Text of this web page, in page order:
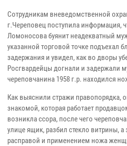
Cотрудникам вневедомственной
г.Череповец поступила информация,
Ломоносова буянит неадекватный
указанной торговой точке подъехал
задержания и увидел, как во дворы
Росгвардейцы догнали и задержали
череповчанина 1958 г.р. находился
Как выяснили стражи правопорядка,
знакомой, которая работает
возникла ссора, после чего
улице ящик, разбил стекло витрины, а
расправой и применением ножа